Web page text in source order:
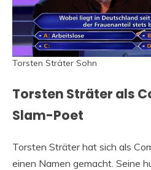
Torsten Sträter Sohn
Torsten Sträter als
Slam-Poet
Torsten Sträter hat sich als
einen Namen gemacht. Seine